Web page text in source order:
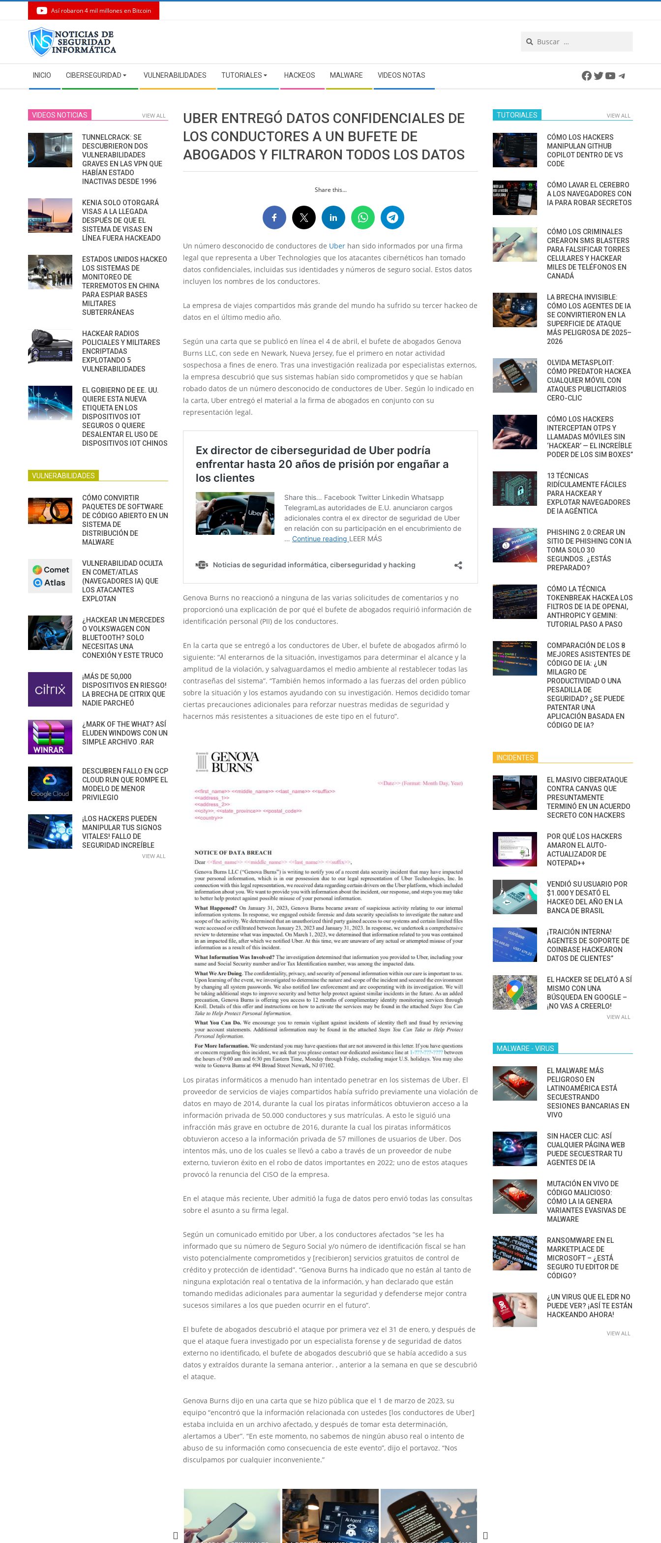
Así robaron 4 mil millones en Bitcoin
Navigation
Menu
INICIO CIBERSEGURIDAD VULNERABILIDADES TUTORIALES HACKEOS MALWARE VIDEOS NOTAS Facebook
Twitter
YouTube
UBER ENTREGÓ DATOS CONFIDENCIALES DE
LOS CONDUCTORES A UN BUFETE DE
ABOGADOS Y FILTRARON TODOS LOS DATOS
Share this...
Un número desconocido de conductores de Uber han sido informados por una firma
legal que representa a Uber Technologies que los atacantes cibernéticos han tomado
datos confidenciales, incluidas sus identidades y números de seguro social. Estos datos
incluyen los nombres de los conductores.
La empresa de viajes compartidos más grande del mundo ha sufrido su tercer hackeo de
datos en el último medio año.
Según una carta que se publicó en línea el 4 de abril, el bufete de abogados Genova
Burns LLC, con sede en Newark, Nueva Jersey, fue el primero en notar actividad
sospechosa a fines de enero. Tras una investigación realizada por especialistas externos,
la empresa descubrió que sus sistemas habían sido comprometidos y que se habían
robado datos de un número desconocido de conductores de Uber. Según lo indicado en
la carta, Uber entregó el material a la firma de abogados en conjunto con su
representación legal.
Genova Burns no reaccionó a ninguna de las varias solicitudes de comentarios y no
proporcionó una explicación de por qué el bufete de abogados requirió información de
identificación personal (PII) de los conductores.
En la carta que se entregó a los conductores de Uber, el bufete de abogados afirmó lo
siguiente: “Al enterarnos de la situación, investigamos para determinar el alcance y la
amplitud de la violación, y salvaguardamos el medio ambiente al restablecer todas las
contraseñas del sistema”. “También hemos informado a las fuerzas del orden público
sobre la situación y los estamos ayudando con su investigación. Hemos decidido tomar
ciertas precauciones adicionales para reforzar nuestras medidas de seguridad y
hacernos más resistentes a situaciones de este tipo en el futuro”.
Los piratas informáticos a menudo han intentado penetrar en los sistemas de Uber. El
proveedor de servicios de viajes compartidos había sufrido previamente una violación de
datos en mayo de 2014, durante la cual los piratas informáticos obtuvieron acceso a la
información privada de 50.000 conductores y sus matrículas. A esto le siguió una
infracción más grave en octubre de 2016, durante la cual los piratas informáticos
obtuvieron acceso a la información privada de 57 millones de usuarios de Uber. Dos
intentos más, uno de los cuales se llevó a cabo a través de un proveedor de nube
externo, tuvieron éxito en el robo de datos importantes en 2022; uno de estos ataques
provocó la renuncia del CISO de la empresa.
En el ataque más reciente, Uber admitió la fuga de datos pero envió todas las consultas
sobre el asunto a su firma legal.
Según un comunicado emitido por Uber, a los conductores afectados “se les ha
informado que su número de Seguro Social y/o número de identificación fiscal se han
visto potencialmente comprometidos y [recibieron] servicios gratuitos de control de
crédito y protección de identidad”. “Genova Burns ha indicado que no están al tanto de
ninguna explotación real o tentativa de la información, y han declarado que están
tomando medidas adicionales para aumentar la seguridad y defenderse mejor contra
sucesos similares a los que pueden ocurrir en el futuro”.
El bufete de abogados descubrió el ataque por primera vez el 31 de enero, y después de
que el ataque fuera investigado por un especialista forense y de seguridad de datos
externo no identificado, el bufete de abogados descubrió que se había accedido a sus
datos y extraídos durante la semana anterior. , anterior a la semana en que se descubrió
el ataque.
Genova Burns dijo en una carta que se hizo pública que el 1 de marzo de 2023, su
equipo “encontró que la información relacionada con ustedes [los conductores de Uber]
estaba incluida en un archivo afectado, y después de tomar esta determinación,
alertamos a Uber”. “En este momento, no sabemos de ningún abuso real o intento de
abuso de su información como consecuencia de este evento”, dijo el portavoz. “Nos
disculpamos por cualquier inconveniente.”
VIDEOS NOTICIAS VIEW ALL
TUNNELCRACK: SE
DESCUBRIERON DOS
VULNERABILIDADES
GRAVES EN LAS VPN QUE
HABÍAN ESTADO
INACTIVAS DESDE 1996
KENIA SOLO OTORGARÁ
VISAS A LA LLEGADA
DESPUÉS DE QUE EL
SISTEMA DE VISAS EN
LÍNEA FUERA HACKEADO
ESTADOS UNIDOS HACKEO
LOS SISTEMAS DE
MONITOREO DE
TERREMOTOS EN CHINA
PARA ESPIAR BASES
MILITARES
SUBTERRÁNEAS
HACKEAR RADIOS
POLICIALES Y MILITARES
ENCRIPTADAS
EXPLOTANDO 5
VULNERABILIDADES
EL GOBIERNO DE EE. UU.
QUIERE ESTA NUEVA
ETIQUETA EN LOS
DISPOSITIVOS IOT
SEGUROS O QUIERE
DESALENTAR EL USO DE
DISPOSITIVOS IOT CHINOS
VULNERABILIDADES
CÓMO CONVIRTIR
PAQUETES DE SOFTWARE
DE CÓDIGO ABIERTO EN UN
SISTEMA DE
DISTRIBUCIÓN DE
MALWARE
VULNERABILIDAD OCULTA
EN COMET/ATLAS
(NAVEGADORES IA) QUE
LOS ATACANTES
EXPLOTAN
¿HACKEAR UN MERCEDES
O VOLKSWAGEN CON
BLUETOOTH? SOLO
NECESITAS UNA
CONEXIÓN Y ESTE TRUCO
¡MÁS DE 50,000
DISPOSITIVOS EN RIESGO!
LA BRECHA DE CITRIX QUE
NADIE PARCHEÓ
¿MARK OF THE WHAT? ASÍ
ELUDEN WINDOWS CON UN
SIMPLE ARCHIVO .RAR
DESCUBREN FALLO EN GCP
CLOUD RUN QUE ROMPE EL
MODELO DE MENOR
PRIVILEGIO
¡LOS HACKERS PUEDEN
MANIPULAR TUS SIGNOS
VITALES! FALLO DE
SEGURIDAD INCREÍBLE
VIEW ALL
TUTORIALES VIEW ALL
CÓMO LOS HACKERS
MANIPULAN GITHUB
COPILOT DENTRO DE VS
CODE
CÓMO LAVAR EL CEREBRO
A LOS NAVEGADORES CON
IA PARA ROBAR SECRETOS
CÓMO LOS CRIMINALES
CREARON SMS BLASTERS
PARA FALSIFICAR TORRES
CELULARES Y HACKEAR
MILES DE TELÉFONOS EN
CANADÁ
LA BRECHA INVISIBLE:
CÓMO LOS AGENTES DE IA
SE CONVIRTIERON EN LA
SUPERFICIE DE ATAQUE
MÁS PELIGROSA DE 2025–
2026
OLVIDA METASPLOIT:
CÓMO PREDATOR HACKEA
CUALQUIER MÓVIL CON
ATAQUES PUBLICITARIOS
CERO-CLIC
CÓMO LOS HACKERS
INTERCEPTAN OTPS Y
LLAMADAS MÓVILES SIN
‘HACKEAR’ — EL INCREÍBLE
PODER DE LOS SIM BOXES”
13 TÉCNICAS
RIDÍCULAMENTE FÁCILES
PARA HACKEAR Y
EXPLOTAR NAVEGADORES
DE IA AGÉNTICA
PHISHING 2.0:CREAR UN
SITIO DE PHISHING CON IA
TOMA SOLO 30
SEGUNDOS. ¿ESTÁS
PREPARADO?
CÓMO LA TÉCNICA
TOKENBREAK HACKEA LOS
FILTROS DE IA DE OPENAI,
ANTHROPIC Y GEMINI:
TUTORIAL PASO A PASO
COMPARACIÓN DE LOS 8
MEJORES ASISTENTES DE
CÓDIGO DE IA: ¿UN
MILAGRO DE
PRODUCTIVIDAD O UNA
PESADILLA DE
SEGURIDAD? ¿SE PUEDE
PATENTAR UNA
APLICACIÓN BASADA EN
CÓDIGO DE IA?
INCIDENTES
EL MASIVO CIBERATAQUE
CONTRA CANVAS QUE
PRESUNTAMENTE
TERMINÓ EN UN ACUERDO
SECRETO CON HACKERS
POR QUÉ LOS HACKERS
AMARON EL AUTO-
ACTUALIZADOR DE
NOTEPAD++
VENDIÓ SU USUARIO POR
$1.000 Y DESATÓ EL
HACKEO DEL AÑO EN LA
BANCA DE BRASIL
¡TRAICIÓN INTERNA!
AGENTES DE SOPORTE DE
COINBASE HACKEARON
DATOS DE CLIENTES”
EL HACKER SE DELATÓ A SÍ
MISMO CON UNA
BÚSQUEDA EN GOOGLE –
¡NO VAS A CREERLO!
VIEW ALL
MALWARE - VIRUS
EL MALWARE MÁS
PELIGROSO EN
LATINOAMÉRICA ESTÁ
SECUESTRANDO
SESIONES BANCARIAS EN
VIVO
SIN HACER CLIC: ASÍ
CUALQUIER PÁGINA WEB
PUEDE SECUESTRAR TU
AGENTES DE IA
MUTACIÓN EN VIVO DE
CÓDIGO MALICIOSO:
CÓMO LA IA GENERA
VARIANTES EVASIVAS DE
MALWARE
RANSOMWARE EN EL
MARKETPLACE DE
MICROSOFT – ¿ESTÁ
SEGURO TU EDITOR DE
CÓDIGO?
¿UN VIRUS QUE EL EDR NO
PUEDE VER? ¡ASÍ TE ESTÁN
HACKEANDO AHORA!
VIEW ALL